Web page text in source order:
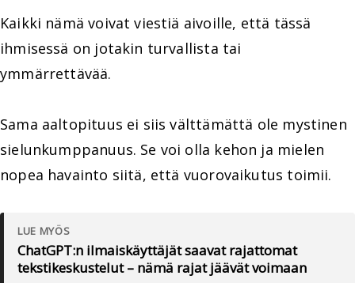
Kaikki nämä voivat viestiä aivoille, että tässä
ihmisessä on jotakin turvallista tai
ymmärrettävää.
Sama aaltopituus ei siis välttämättä ole mystinen
sielunkumppanuus. Se voi olla kehon ja mielen
nopea havainto siitä, että vuorovaikutus toimii.
LUE MYÖS
ChatGPT:n ilmaiskäyttäjät saavat rajattomat
tekstikeskustelut – nämä rajat jäävät voimaan